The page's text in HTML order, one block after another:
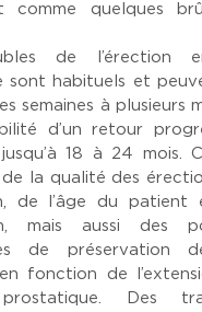
comme quelques
de l’érection
sont habituels et
semaines à plusieurs
d’un retour
18 à 24 mois.
la qualité des
de l’âge du
mais aussi des
de préservation
fonction de
Des